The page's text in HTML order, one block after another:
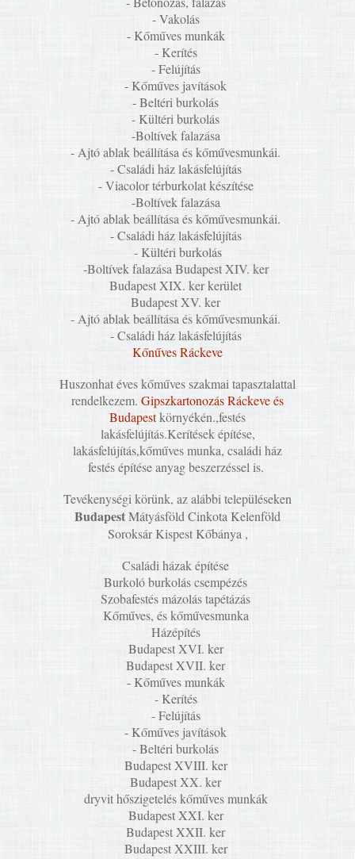
- Vakolás
- Kőműves munkák
- Kerítés
- Felújítás
- Kőműves javítások
- Beltéri burkolás
- Kültéri burkolás
-Boltívek falazása
- Ajtó ablak beállítása és kőművesmunkái.
- Családi ház lakásfelújítás
- Viacolor térburkolat készítése
-Boltívek falazása
- Ajtó ablak beállítása és kőművesmunkái.
- Családi ház lakásfelújítás
- Kültéri burkolás
-Boltívek falazása Budapest XIV. ker
Budapest XIX. ker kerület
Budapest XV. ker
- Ajtó ablak beállítása és kőművesmunkái.
- Családi ház lakásfelújítás
Kőnűves Ráckeve
Huszonhat éves kőműves szakmai tapasztalattal
rendelkezem. Gipszkartonozás Ráckeve és
Budapestkörnyékén.,festés
lakásfelújítás.Kerítések építése,
lakásfelújítás,kőműves munka, családi ház
festés építése anyag beszerzéssel is.
Tevékenységi körünk, az alábbi településeken
BudapestMátyásföld Cinkota Kelenföld
Soroksár Kispest Kőbánya ,
Családi házak építése
Burkoló burkolás csempézés
Szobafestés mázolás tapétázás
Kőműves, és kőművesmunka
Házépítés
Budapest XVI. ker
Budapest XVII. ker
- Kőműves munkák
- Kerítés
- Felújítás
- Kőműves javítások
- Beltéri burkolás
Budapest XVIII. ker
Budapest XX. ker
dryvit hőszigetelés kőműves munkák
Budapest XXI. ker
Budapest XXII. ker
Budapest XXIII. ker